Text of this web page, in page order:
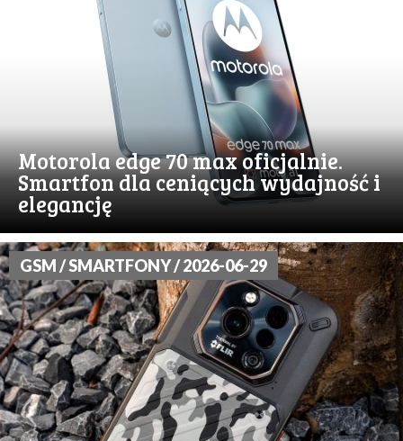
Motorola edge 70 max oficjalnie.
Smartfon dla ceniących wydajność i
elegancję
GSM / SMARTFONY / 2026-06-29